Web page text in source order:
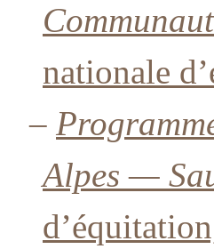
nationale
–
Alpes —